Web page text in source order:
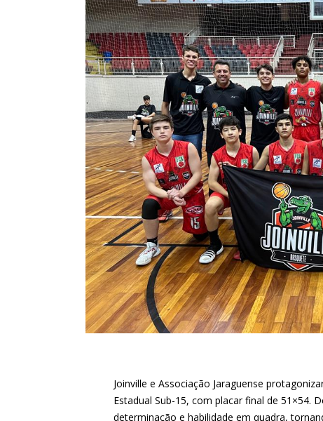
Joinville e Associação Jaraguense
Estadual Sub-15, com placar final de 51×54.
determinação e habilidade em quadra,